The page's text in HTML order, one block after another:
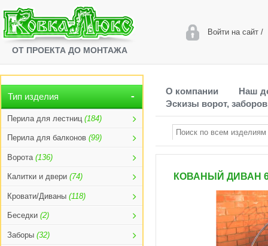
ОТ ПРОЕКТА ДО МОНТАЖА
Войти на сайт/
Тип изделия
Перила для лестниц (184)
Перила для балконов (99)
Ворота (136)
Калитки и двери (74)
Кровати/Диваны (118)
Беседки (2)
Заборы (32)
О компании
Наш
Эскизы ворот, заборов
КОВАНЫЙ ДИВАН